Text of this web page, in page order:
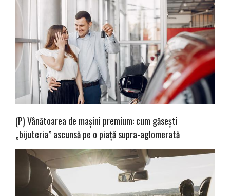
(P) Vânătoarea de mașini premium: cum găsești
„bijuteria” ascunsă pe o piață supra-aglomerată